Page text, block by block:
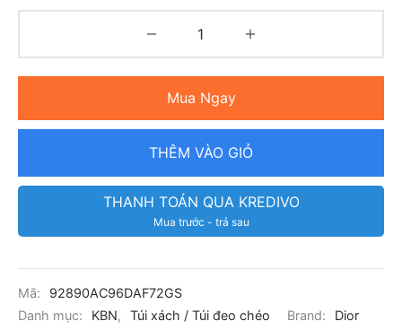
Mua Ngay
THÊM VÀO GIỎ
THANH TOÁN QUA KREDIVO
Mua trước - trả sau
Mã:
92890AC96DAF72GS
Danh mục:
KBN, Túi xách / Túi đeo chéo Brand: Dior